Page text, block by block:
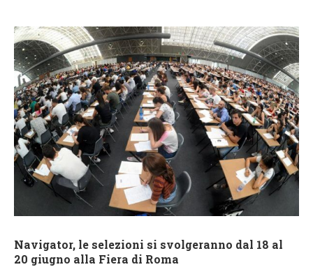
Navigator, le selezioni si svolgeranno dal 18 al
20 giugno alla Fiera di Roma